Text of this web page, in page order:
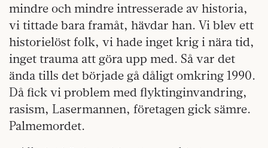
mindre och mindre intresserade av historia,
vi tittade bara framåt, hävdar han. Vi blev ett
historielöst folk, vi hade inget krig i nära tid,
inget trauma att göra upp med. Så var det
ända tills det började gå dåligt omkring 1990.
Då fick vi problem med flyktinginvandring,
rasism, Lasermannen, företagen gick sämre.
Palmemordet.